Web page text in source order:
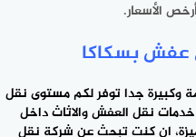
الأسعار.
عفش بسكاكا
جدا توفر لكم مستوى نقل
نقل العفش والاثاث داخل
ان كنت تبحث عن شركة نقل